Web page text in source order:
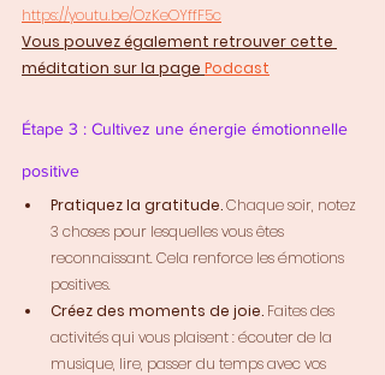
https://youtu.be/OzKeOYffF5c
Vous pouvez également retrouver cette
méditation sur la page Podcast
Étape 3 : Cultivez une énergie émotionnelle
positive
Pratiquez la gratitude. Chaque soir, notez
3 choses pour lesquelles vous êtes
reconnaissant. Cela renforce les émotions
positives.
Créez des moments de joie. Faites des
activités qui vous plaisent : écouter de la
musique, lire, passer du temps avec vos